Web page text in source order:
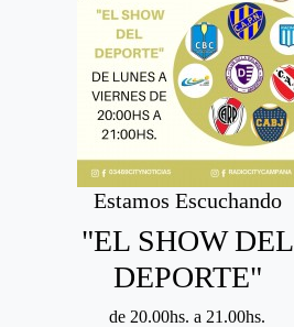
Estamos Escuchando
"EL SHOW DEL
DEPORTE"
de 20.00hs. a 21.00hs.